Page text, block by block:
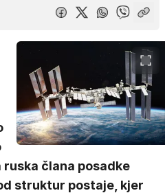
člana posadke
struktur postaje, kjer